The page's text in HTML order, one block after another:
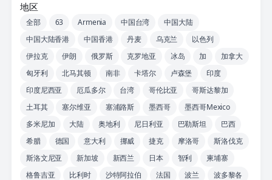
地区
全部 63 Armenia 中国台湾
中国大陆
中国大陆香港
中国香港 丹麦 乌克兰
以色列
伊拉克
伊朗 俄罗斯 克罗地亚 冰岛 加
加拿大
匈牙利
北马其顿 南非 卡塔尔 卢森堡
印度
印度尼西亚
厄瓜多尔 台湾 哥伦比亚
哥斯达黎加
土耳其
塞尔维亚 塞浦路斯 墨西哥
墨西哥Mexico
多米尼加
大陆 奥地利 尼日利亚 巴勒斯坦
巴西
希腊
德国 意大利 挪威 捷克 摩洛哥
斯洛伐克
斯洛文尼亚
新加坡 新西兰 日本 智利
柬埔寨
格鲁吉亚
比利时 沙特阿拉伯 法国 波兰
波多黎各